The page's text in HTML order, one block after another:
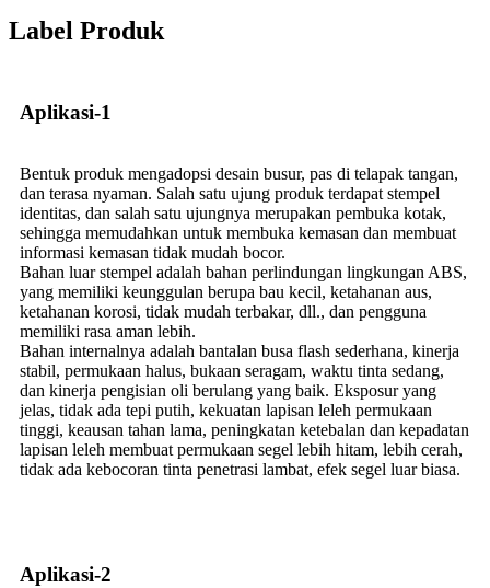
Label Produk
Aplikasi-1
Bentuk produk mengadopsi desain busur, pas di telapak tangan,
dan terasa nyaman. Salah satu ujung produk terdapat stempel
identitas, dan salah satu ujungnya merupakan pembuka kotak,
sehingga memudahkan untuk membuka kemasan dan membuat
informasi kemasan tidak mudah bocor.
Bahan luar stempel adalah bahan perlindungan lingkungan ABS,
yang memiliki keunggulan berupa bau kecil, ketahanan aus,
ketahanan korosi, tidak mudah terbakar, dll., dan pengguna
memiliki rasa aman lebih.
Bahan internalnya adalah bantalan busa flash sederhana, kinerja
stabil, permukaan halus, bukaan seragam, waktu tinta sedang,
dan kinerja pengisian oli berulang yang baik. Eksposur yang
jelas, tidak ada tepi putih, kekuatan lapisan leleh permukaan
tinggi, keausan tahan lama, peningkatan ketebalan dan kepadatan
lapisan leleh membuat permukaan segel lebih hitam, lebih cerah,
tidak ada kebocoran tinta penetrasi lambat, efek segel luar biasa.
Aplikasi-2